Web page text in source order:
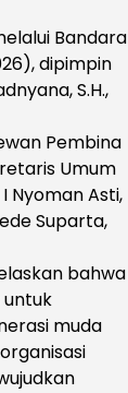
Bandara
dipimpin
S.H.,
Pembina
Umum
I Nyoman Asti,
Suparta,
bahwa
muda